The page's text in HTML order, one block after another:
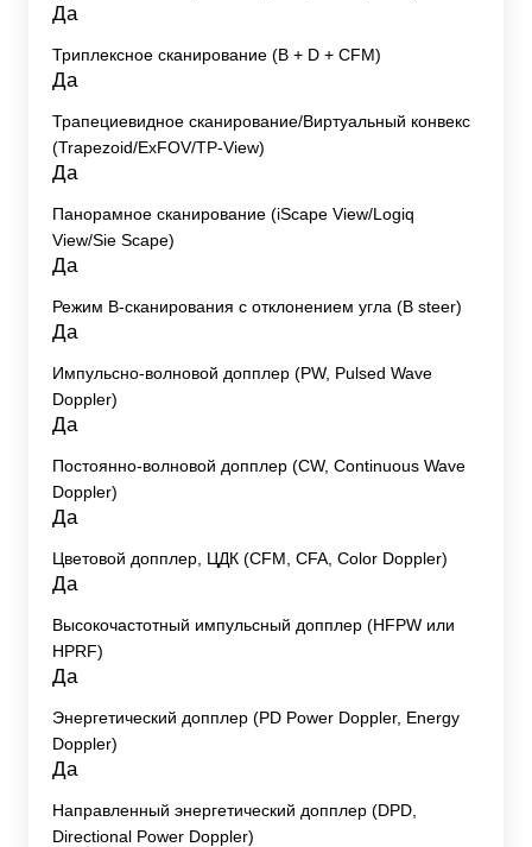
Да
Триплексное сканирование (В + D + CFM)
Да
Трапециевидное сканирование/Виртуальный конвекс
(Trapezoid/ExFOV/TP-View)
Да
Панорамное сканирование (iScape View/Logiq
View/Sie Scape)
Да
Режим B-сканирования с отклонением угла (B steer)
Да
Импульсно-волновой допплер (PW, Pulsed Wave
Doppler)
Да
Постоянно-волновой допплер (CW, Continuous Wave
Doppler)
Да
Цветовой допплер, ЦДК (CFM, CFA, Color Doppler)
Да
Высокочастотный импульсный допплер (HFPW или
HPRF)
Да
Энергетический допплер (PD Power Doppler, Energy
Doppler)
Да
Направленный энергетический допплер (DPD,
Directional Power Doppler)